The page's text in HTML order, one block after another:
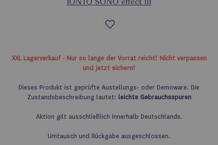
IONTO SONO effect III
Auf
die
XXL Lagerverkauf - Nur so lange der Vorrat reicht! Nicht verpassen
und jetzt sichern!
Dieses Produkt ist geprüfte Austellungs- oder Demoware. Die
Zustandsbeschreibung lautet: leichte Gebrauchsspuren
Aktion gilt ausschließlich innerhalb Deutschlands.
Umtausch und Rückgabe ausgeschlossen.